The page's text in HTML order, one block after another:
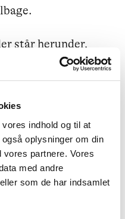
indhold og til at
oplysninger om din
partnere. Vores
med andre
som de har indsamlet
står herunder,
selvværd og
mere på vores